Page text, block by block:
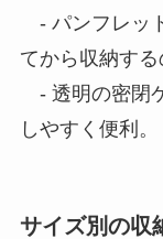
- パンフレッ
てから収納する
- 透明の密閉
しやすく便利。
サイズ別の収